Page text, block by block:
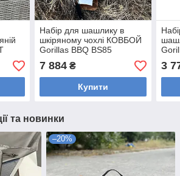
Набір для шашлику в
шкіряному чохлі КОВБОЙ
Gorillas BBQ BS85
7 884₴
Купити
3
та новинки
–20%